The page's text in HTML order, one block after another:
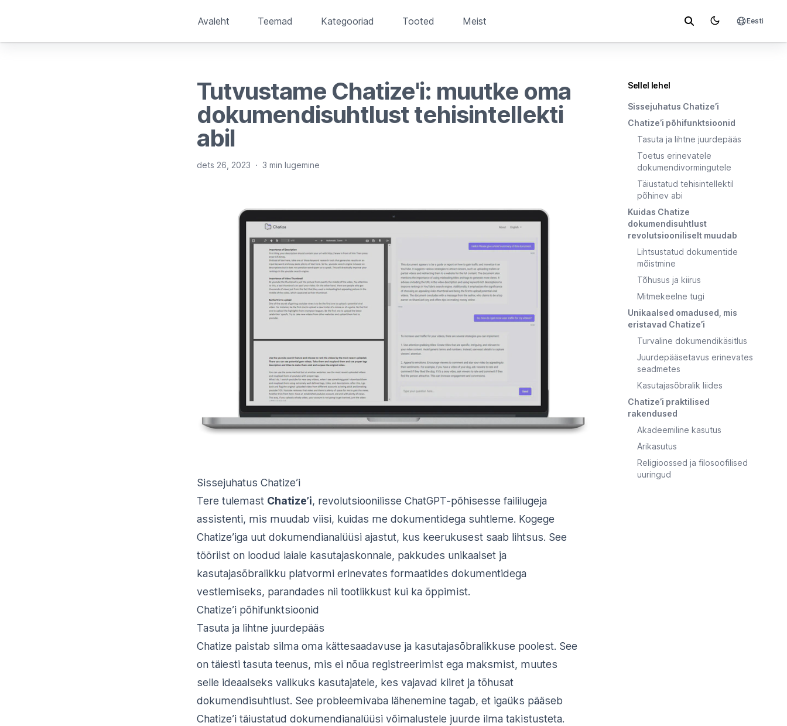
Avaleht Teemad Kategooriad Tooted Meist Eesti
Sellel lehel
Sissejuhatus Chatize’i
Chatize’i põhifunktsioonid
Tasuta ja lihtne juurdepääs
Toetus erinevatele
dokumendivormingutele
Täiustatud tehisintellektil
põhinev abi
Kuidas Chatize
dokumendisuhtlust
revolutsiooniliselt muudab
Lihtsustatud dokumentide
mõistmine
Tõhusus ja kiirus
Mitmekeelne tugi
Unikaalsed omadused, mis
eristavad Chatize’i
Turvaline dokumendikäsitlus
Juurdepääsetavus erinevates
seadmetes
Kasutajasõbralik liides
Chatize’i praktilised
rakendused
Akadeemiline kasutus
Ärikasutus
Religioossed ja filosoofilised
uuringud
Tutvustame Chatize'i: muutke oma
dokumendisuhtlust tehisintellekti
abil
dets 26, 2023 · 3 min lugemine
Sissejuhatus Chatize’i
Tere tulemast Chatize’i, revolutsioonilisse ChatGPT-põhisesse faililugeja
assistenti, mis muudab viisi, kuidas me dokumentidega suhtleme. Kogege
Chatize’iga uut dokumendianalüüsi ajastut, kus keerukusest saab lihtsus. See
tööriist on loodud laiale kasutajaskonnale, pakkudes unikaalset ja
kasutajasõbralikku platvormi erinevates formaatides dokumentidega
vestlemiseks, parandades nii tootlikkust kui ka õppimist.
Chatize’i põhifunktsioonid
Tasuta ja lihtne juurdepääs
Chatize paistab silma oma kättesaadavuse ja kasutajasõbralikkuse poolest. See
on täiesti tasuta teenus, mis ei nõua registreerimist ega maksmist, muutes
selle ideaalseks valikuks kasutajatele, kes vajavad kiiret ja tõhusat
dokumendisuhtlust. See probleemivaba lähenemine tagab, et igaüks pääseb
Chatize’i täiustatud dokumendianalüüsi võimalustele juurde ilma takistusteta.